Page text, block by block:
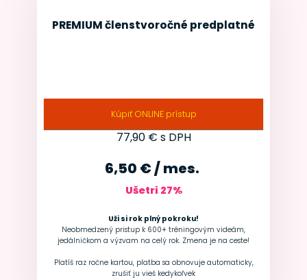
PREMIUM členstvoročné predplatné
6,50 € / mes.
Ušetri 27%
Uži si rok plný pokroku!
Neobmedzený pristup k 600+ tréningovým videám,
jedálničkom a výzvam na celý rok. Zmena je na ceste!
Platíš raz ročne kartou, platba sa obnovuje automaticky,
zrušiť ju vieš kedykoľvek
77,90€ s DPH
Kúpiť ONLINE prístup